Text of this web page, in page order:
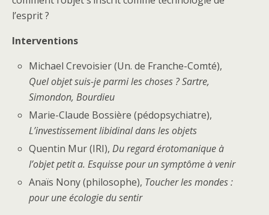
l’esprit ?
Interventions
Michael Crevoisier (Un. de Franche-Comté),
Quel objet suis-je parmi les choses ? Sartre,
Simondon, Bourdieu
Marie-Claude Bossière (pédopsychiatre),
L’investissement libidinal dans les objets
Quentin Mur (IRI),Du regard érotomanique à
l’objet petit a. Esquisse pour un symptôme à venir
Anaïs Nony (philosophe), Toucher les mondes :
pour une écologie du sentir